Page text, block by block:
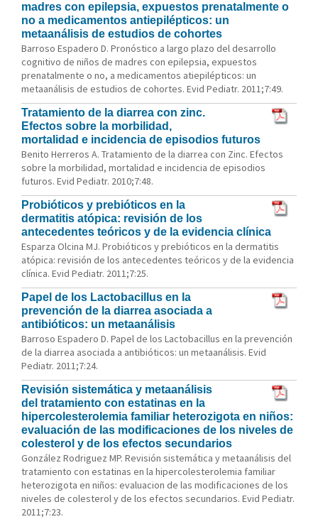
madres con epilepsia, expuestos prenatalmente o
no a medicamentos antiepilépticos: un
metaanálisis de estudios de cohortes
Barroso Espadero D. Pronóstico a largo plazo del desarrollo
cognitivo de niños de madres con epilepsia, expuestos
prenatalmente o no, a medicamentos atiepilépticos: un
metaanálisis de estudios de cohortes. Evid Pediatr. 2011;7:49.
Tratamiento de la diarrea con zinc.
Efectos sobre la morbilidad,
mortalidad e incidencia de episodios futuros
Benito Herreros A. Tratamiento de la diarrea con Zinc. Efectos
sobre la morbilidad, mortalidad e incidencia de episodios
futuros. Evid Pediatr. 2010;7:48.
Probióticos y prebióticos en la
dermatitis atópica: revisión de los
antecedentes teóricos y de la evidencia clínica
Esparza Olcina MJ. Probióticos y prebióticos en la dermatitis
atópica: revisión de los antecedentes teóricos y de la evidencia
clínica. Evid Pediatr. 2011;7:25.
Papel de los Lactobacillus en la
prevención de la diarrea asociada a
antibióticos: un metaanálisis
Barroso Espadero D. Papel de los Lactobacillus en la prevención
de la diarrea asociada a antibióticos: un metaanálisis. Evid
Pediatr. 2011;7:24.
Revisión sistemática y metaanálisis
del tratamiento con estatinas en la
hipercolesterolemia familiar heterozigota en niños:
evaluación de las modificaciones de los niveles de
colesterol y de los efectos secundarios
González Rodriguez MP. Revisión sistemática y metaanálisis del
tratamiento con estatinas en la hipercolesterolemia familiar
heterozigota en niños: evaluacion de las modificaciones de los
niveles de colesterol y de los efectos secundarios. Evid Pediatr.
2011;7:23.